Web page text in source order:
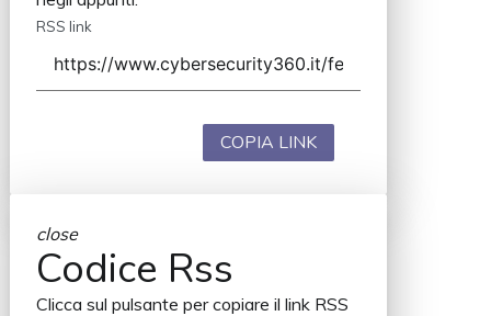
RSS link
COPIA LINK
close
Codice Rss
Clicca sul pulsante per copiare il link RSS